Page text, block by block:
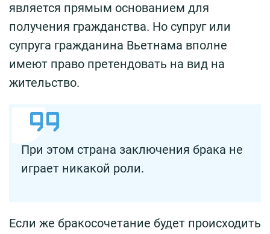
является прямым основанием для
получения гражданства. Но супруг или
супруга гражданина Вьетнама вполне
имеют право претендовать на вид на
жительство.
При этом страна заключения брака не
играет никакой роли.
Если же бракосочетание будет происходить